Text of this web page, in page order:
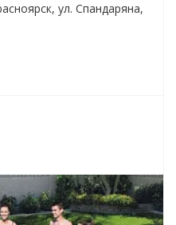
ул. Спандаряна,